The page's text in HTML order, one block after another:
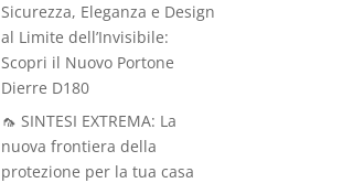
Sicurezza, Eleganza e Design
al Limite dell’Invisibile:
Scopri il Nuovo Portone
Dierre D180
🦟 SINTESI EXTREMA: La
nuova frontiera della
protezione per la tua casa